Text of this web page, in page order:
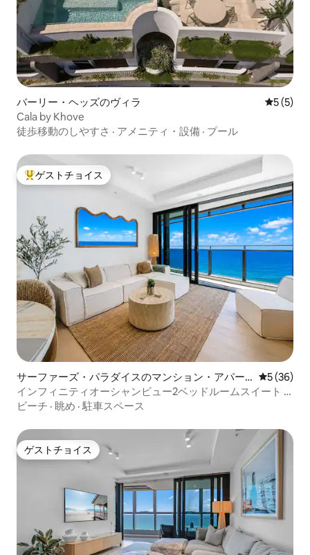
バーリー・ヘッズのヴィラ レビュー
5 (5)
Cala by Khove
徒歩移動のしやすさ · アメニティ・設備 · プール
大好評のゲストチョイスです。
ゲストチョイス
サーファーズ・パラダイスのマンション・アパー
ト
レビュー
5 (36)
インフィニティオーシャンビュー2ベッドルームスイート -
The Langham
ビーチ · 眺め · 駐車スペース
ゲストチョイス
ゲストチョイス